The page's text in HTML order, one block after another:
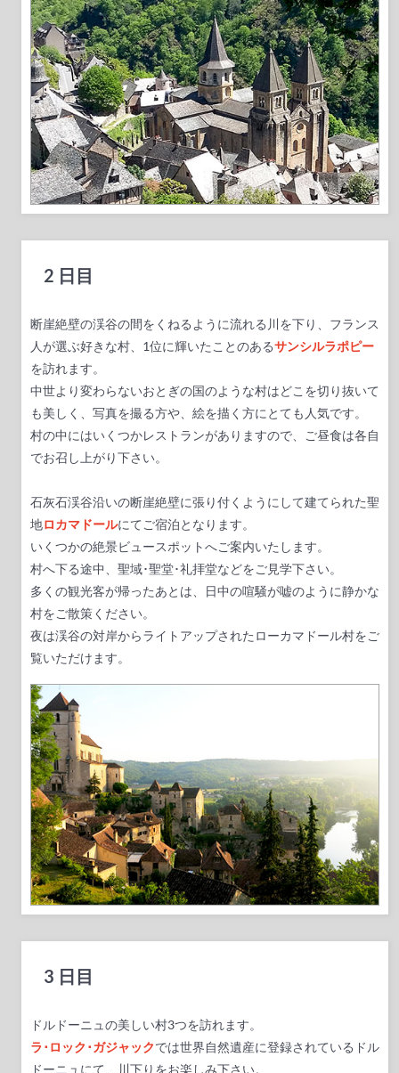
2 日目
断崖絶壁の渓谷の間をくねるように流れる川を下り、フランス
人が選ぶ好きな村、1位に輝いたことのあるサンシルラポピー
を訪れます。
中世より変わらないおとぎの国のような村はどこを切り抜いて
も美しく、写真を撮る方や、絵を描く方にとても人気です。
村の中にはいくつかレストランがありますので、ご昼食は各自
でお召し上がり下さい。
石灰石渓谷沿いの断崖絶壁に張り付くようにして建てられた聖
地ロカマドールにてご宿泊となります。
いくつかの絶景ビュースポットへご案内いたします。
村へ下る途中、聖域･聖堂･礼拝堂などをご見学下さい。
多くの観光客が帰ったあとは、日中の喧騒が嘘のように静かな
村をご散策ください。
夜は渓谷の対岸からライトアップされたローカマドール村をご
覧いただけます。
3 日目
ドルドーニュの美しい村3つを訪れます。
ラ･ロック･ガジャックでは世界自然遺産に登録されているドル
ドーニュにて、川下りをお楽しみ下さい。